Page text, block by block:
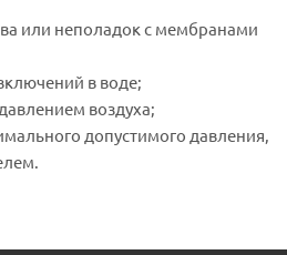
или неполадок с мембранами
в воде;
воздуха;
допустимого давления,